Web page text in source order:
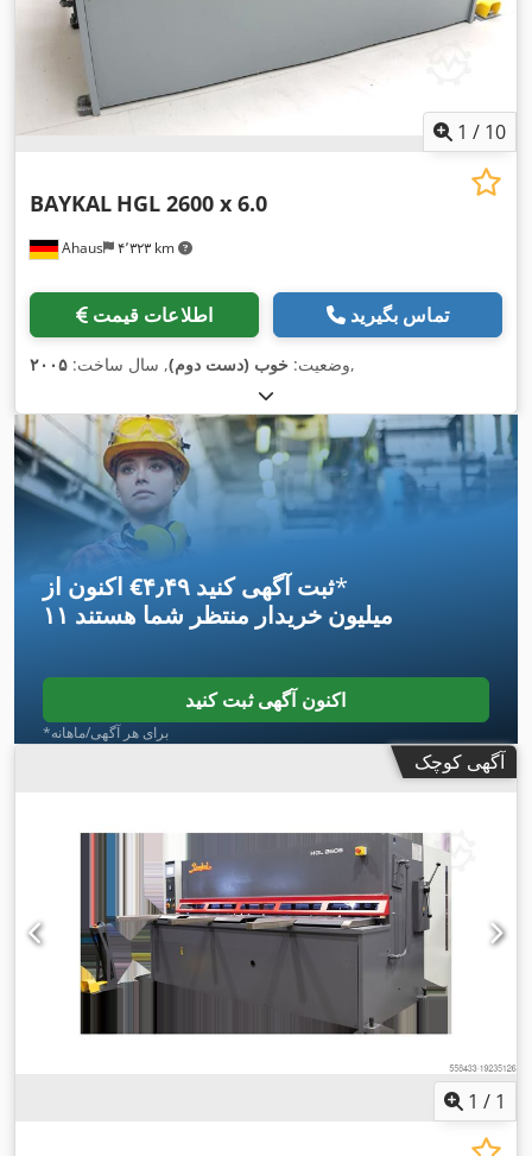
1 / 10
Ahaus ۴٬۳۲۳ km
BAYKAL HGL 2600 x 6.0
اطلاعات قیمت تماس بگیرید
وضعیت: خوب (دست دوم), سال ساخت: ۲۰۰۵ ,
اکنون از ‎€۴٫۴۹ ثبت آگهی کنید*
۱۱ میلیون خریدار منتظر شما هستند
اکنون آگهی ثبت کنید
*برای هر آگهی/ماهانه
آگهی کوچک
1 / 1